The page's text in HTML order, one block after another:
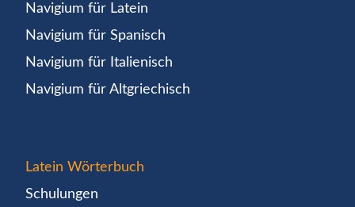
Navigium für Latein
Navigium für Spanisch
Navigium für Italienisch
Navigium für Altgriechisch
Latein Wörterbuch
Schulungen